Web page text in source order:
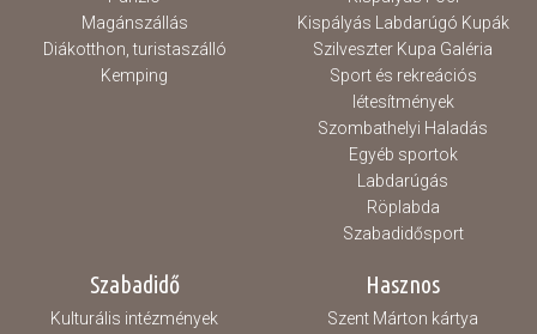
Magánszállás
Diákotthon, turistaszálló
Kemping
Kispályás Labdarúgó Kupák
Szilveszter Kupa Galéria
Sport és rekreációs
létesítmények
Szombathelyi Haladás
Egyéb sportok
Labdarúgás
Röplabda
Szabadidősport
Szabadidő
Kulturális intézmények
Hasznos
Szent Márton kártya